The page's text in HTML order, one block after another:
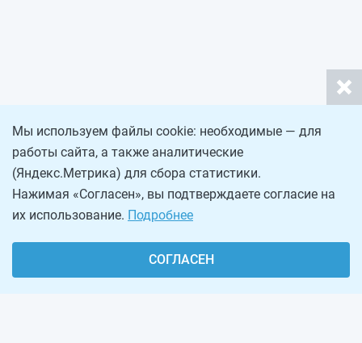
Мы используем файлы cookie: необходимые — для
работы сайта, а также аналитические
(Яндекс.Метрика) для сбора статистики.
Нажимая «Согласен», вы подтверждаете согласие на
их использование. Подробнее
СОГЛАСЕН